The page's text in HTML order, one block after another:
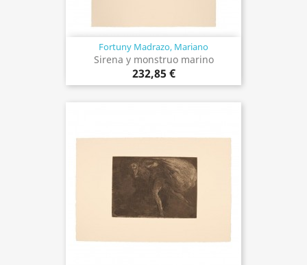
Fortuny Madrazo, Mariano
Sirena y monstruo marino
232,85 €